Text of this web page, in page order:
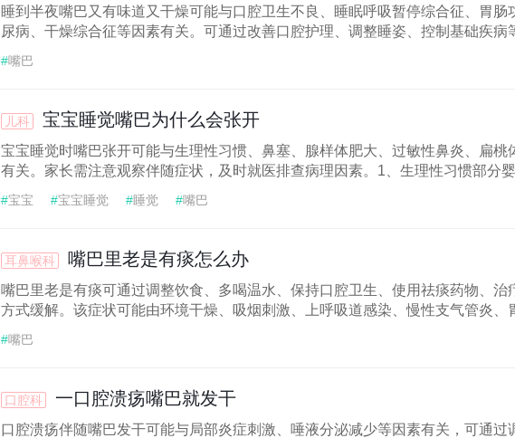
睡到半夜嘴巴又有味道又干燥可能与口腔卫生不良、睡眠呼吸暂停综合征、胃肠
尿病、干燥综合征等因素有关。可通过改善口腔护理、调整睡姿、控制基础疾病
#嘴巴
儿科 宝宝睡觉嘴巴为什么会张开
宝宝睡觉时嘴巴张开可能与生理性习惯、鼻塞、腺样体肥大、过敏性鼻炎、扁桃
有关。家长需注意观察伴随症状，及时就医排查病理因素。1、生理性习惯部分
#宝宝 #宝宝睡觉 #睡觉 #嘴巴
耳鼻喉科 嘴巴里老是有痰怎么办
嘴巴里老是有痰可通过调整饮食、多喝温水、保持口腔卫生、使用祛痰药物、治
方式缓解。该症状可能由环境干燥、吸烟刺激、上呼吸道感染、慢性支气管炎、
#嘴巴
口腔科 一口腔溃疡嘴巴就发干
口腔溃疡伴随嘴巴发干可能与局部炎症刺激、唾液分泌减少等因素有关，可通过